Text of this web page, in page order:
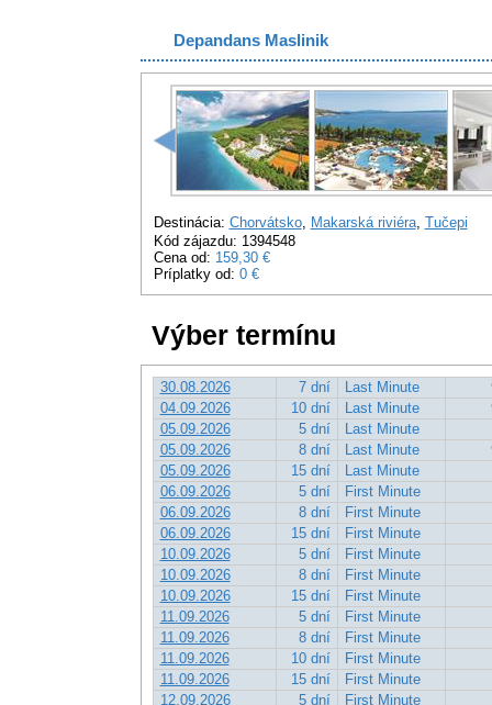
Depandans Maslinik
Destinácia: Chorvátsko, Makarská riviéra, Tučepi
Kód zájazdu: 1394548
Cena od: 159,30 €
Príplatky od: 0 €
Výber termínu
30.08.2026 7 dní Last Minute
04.09.2026
10 dní Last Minute
05.09.2026
5 dní
Last Minute
05.09.2026
8 dní Last Minute
05.09.2026
15 dní
Last Minute
06.09.2026
5 dní
First Minute
06.09.2026
8 dní
First Minute
06.09.2026
15 dní
First Minute
10.09.2026
5 dní
First Minute
10.09.2026
8 dní
First Minute
10.09.2026
15 dní
First Minute
11.09.2026
5 dní
First Minute
11.09.2026
8 dní
First Minute
11.09.2026
10 dní
First Minute
11.09.2026
15 dní
First Minute
12.09.2026
5 dní
First Minute